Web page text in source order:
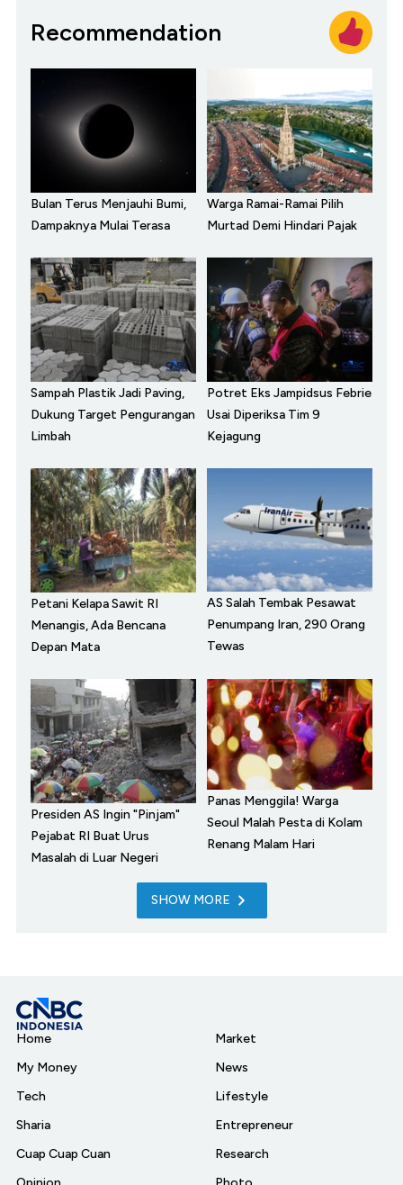
Recommendation
Bulan Terus Menjauhi Bumi,
Dampaknya Mulai Terasa
Warga Ramai-Ramai Pilih
Murtad Demi Hindari Pajak
Sampah Plastik Jadi Paving,
Dukung Target Pengurangan
Limbah
Potret Eks Jampidsus Febrie
Usai Diperiksa Tim 9
Kejagung
Petani Kelapa Sawit RI
Menangis, Ada Bencana
Depan Mata
AS Salah Tembak Pesawat
Penumpang Iran, 290 Orang
Tewas
Presiden AS Ingin "Pinjam"
Pejabat RI Buat Urus
Masalah di Luar Negeri
Panas Menggila! Warga
Seoul Malah Pesta di Kolam
Renang Malam Hari
SHOW MORE
Home
My Money
Tech
Sharia
Cuap Cuap Cuan
Market
News
Lifestyle
Entrepreneur
Research